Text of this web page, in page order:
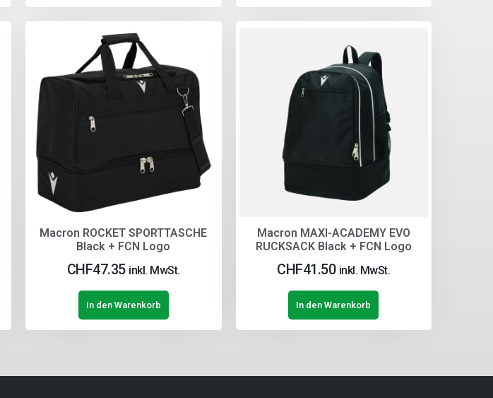
Macron ROCKET SPORTTASCHE
Black + FCN Logo
CHF47.35 inkl. MwSt.
In den Warenkorb
Macron MAXI-ACADEMY EVO
RUCKSACK Black + FCN Logo
CHF41.50 inkl. MwSt.
In den Warenkorb